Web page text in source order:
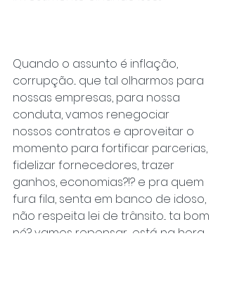
Quando o assunto é inflação,
corrupção... que tal olharmos para
nossas empresas, para nossa
conduta, vamos renegociar
nossos contratos e aproveitar o
momento para fortificar parcerias,
fidelizar fornecedores, trazer
ganhos, economias?!? e pra quem
fura fila, senta em banco de idoso,
não respeita lei de trânsito... ta bom
né? vamos repensar... está na hora.